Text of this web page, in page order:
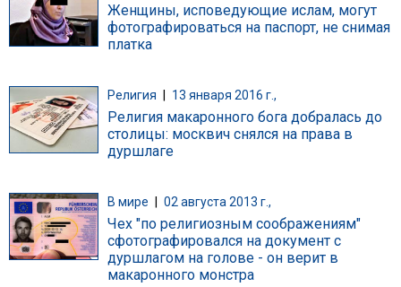
Женщины, исповедующие ислам, могут
фотографироваться на паспорт, не снимая
платка
Религия 13 января 2016 г.,
Религия макаронного бога добралась до
столицы: москвич снялся на права в
дуршлаге
В мире 02 августа 2013 г.,
Чех "по религиозным соображениям"
сфотографировался на документ с
дуршлагом на голове - он верит в
макаронного монстра